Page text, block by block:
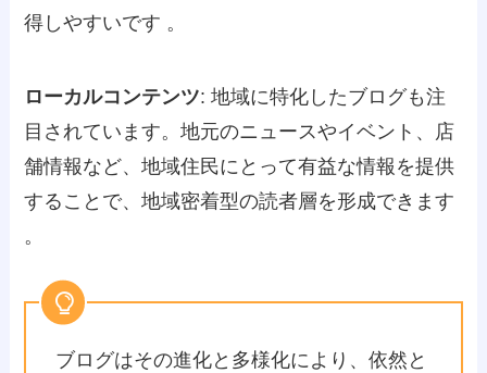
得しやすいです​ ​。
ローカルコンテンツ: 地域に特化したブログも注
目されています。地元のニュースやイベント、店
舗情報など、地域住民にとって有益な情報を提供
することで、地域密着型の読者層を形成できます​
。
ブログはその進化と多様化により、依然と